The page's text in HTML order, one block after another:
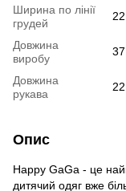
Ширина по лінії
грудей
Довжина
виробу
Довжина
рукава
Опис
Happy GaGa - це
дитячий одяг вже